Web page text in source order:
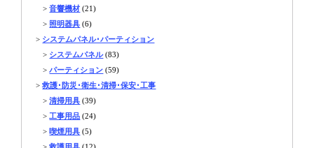
>音響機材 (21)
> 照明器具 (6)
> システムパネル･パーティション
> システムパネル(83)
>パーティション (59)
>救護･防災･衛生･清掃･保安･工事
>清掃用具 (39)
> 工事用品 (24)
>喫煙用具 (5)